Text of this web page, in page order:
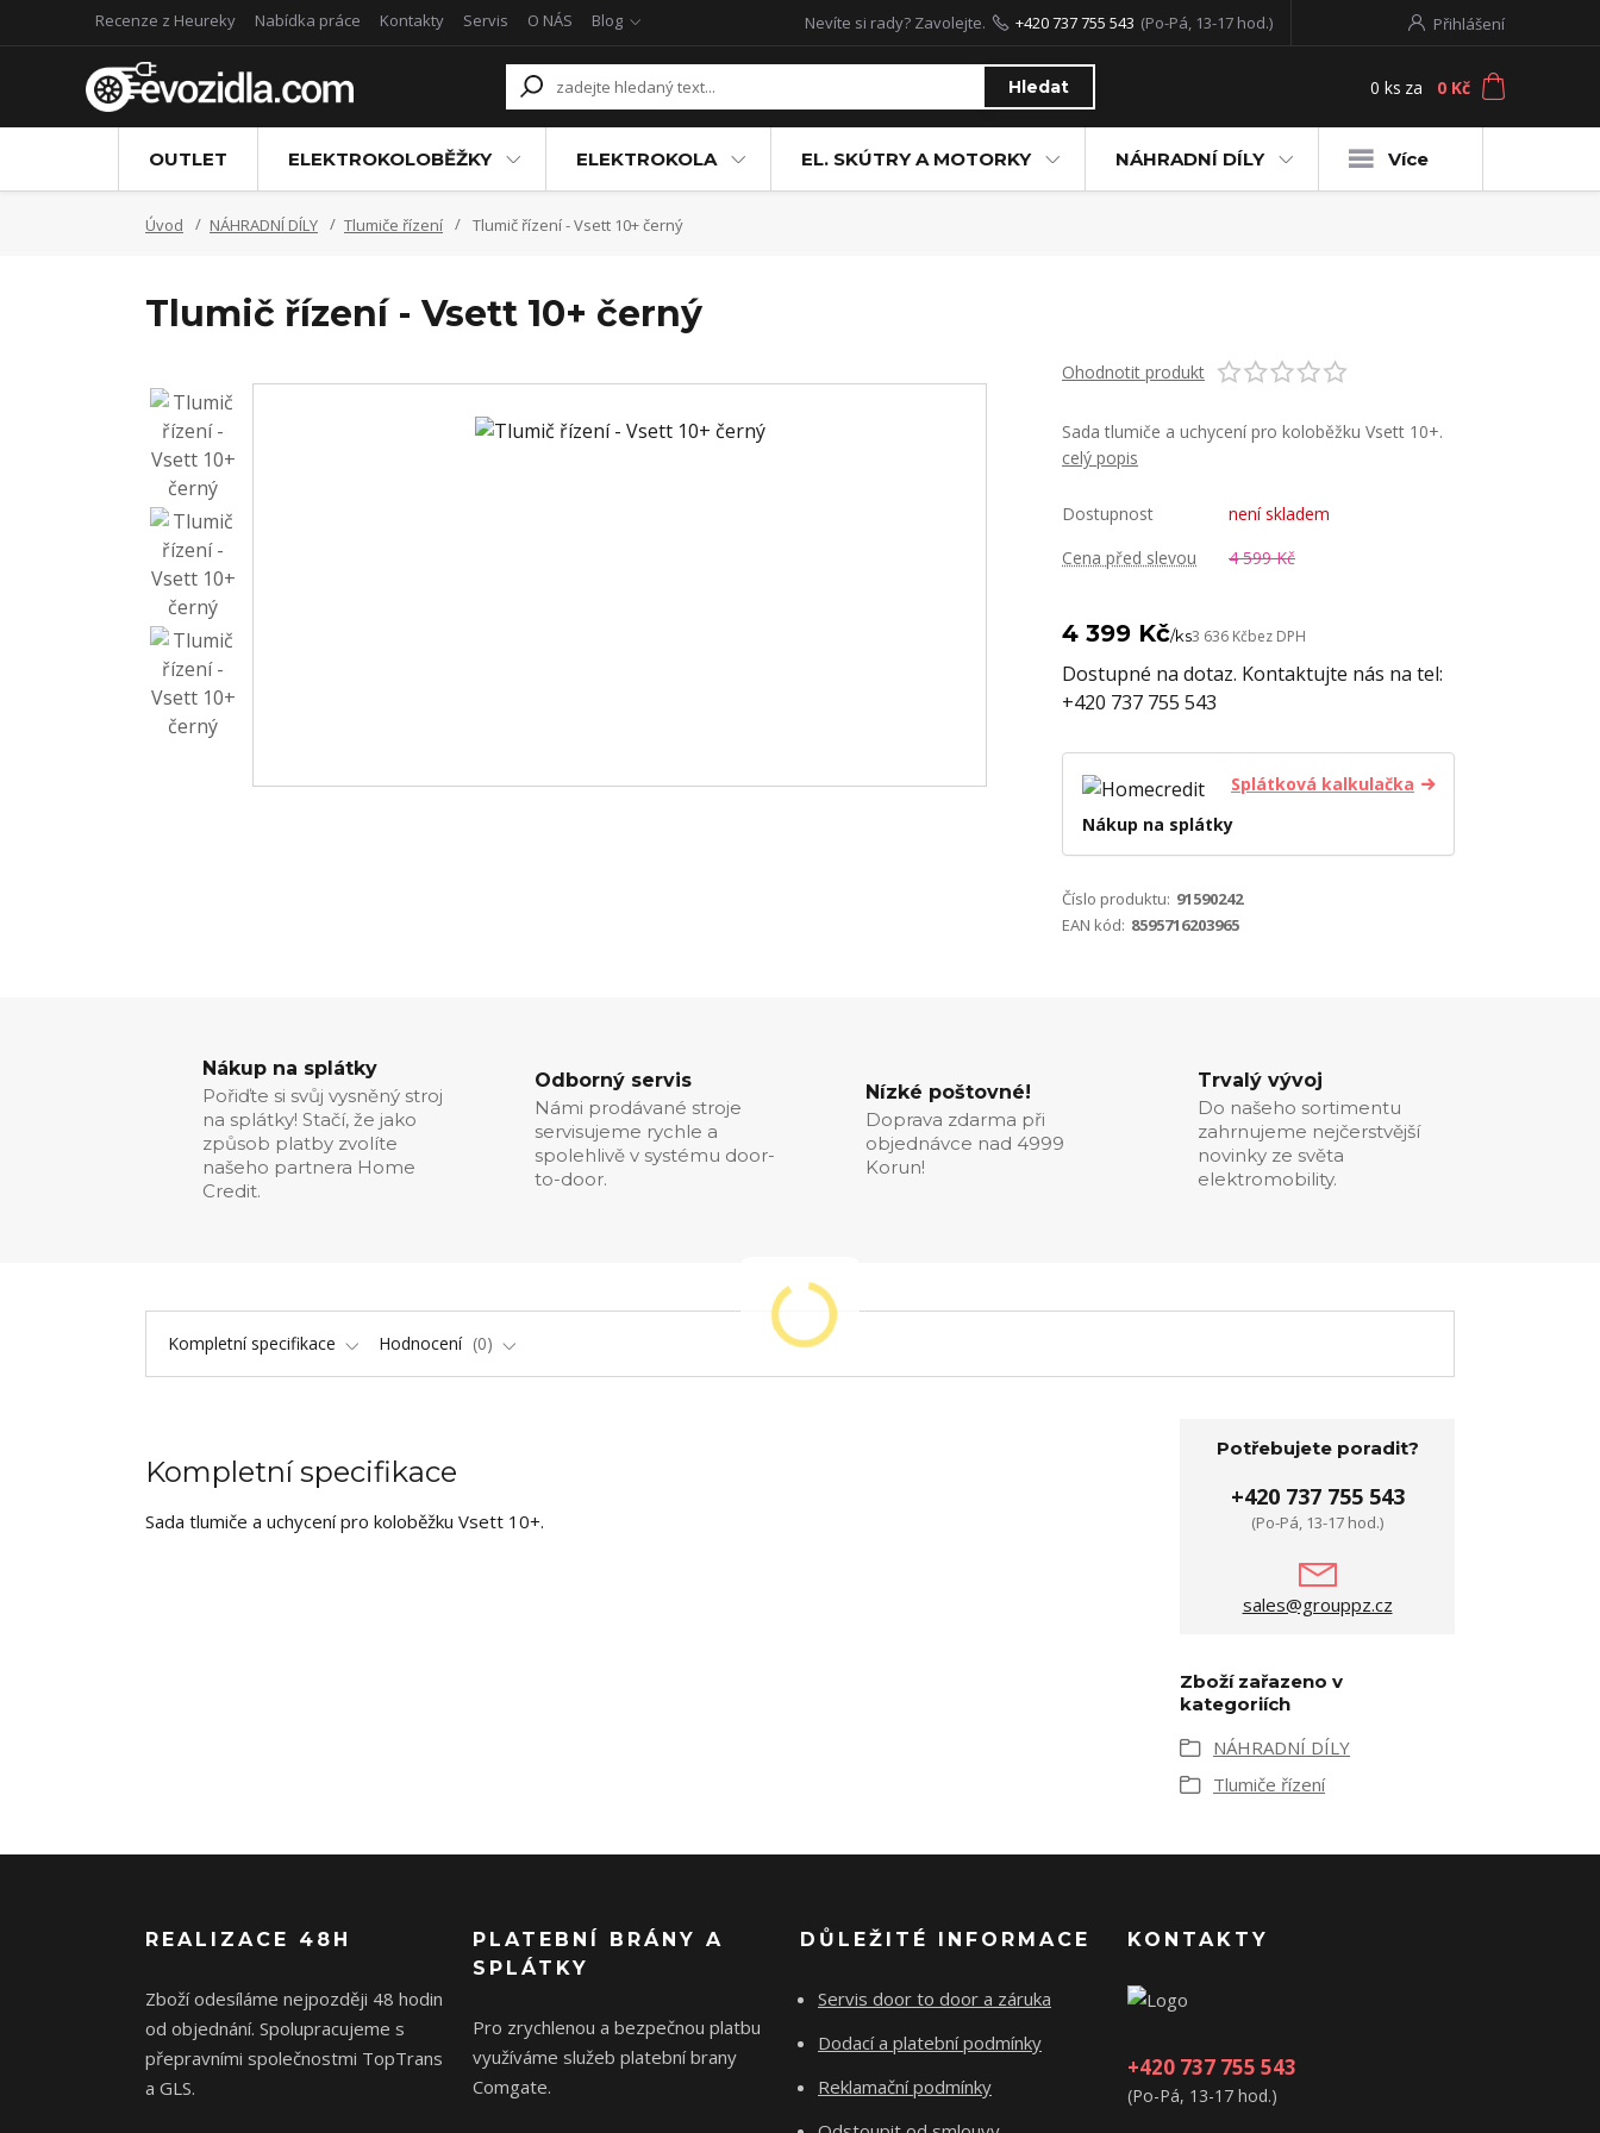
Recenze z Heureky Nabídka práce Kontakty Servis O NÁS Blog Přihlášení
Hledat
Nevíte si rady? Zavolejte. +420 737 755 543 (Po-Pá, 13-17 hod.)
0 ks za 0 Kč
OUTLET ELEKTROKOLOBĚŽKY ELEKTROKOLA EL. SKÚTRY A MOTORKY NÁHRADNÍ DÍLY Více
Úvod NÁHRADNÍ DÍLY Tlumiče řízení Tlumič řízení - Vsett 10+ černý
Tlumič řízení - Vsett 10+ černý
Ohodnotit produkt
Sada tlumiče a uchycení pro koloběžku Vsett 10+.
celý popis
Dostupnost
není skladem
Cena před slevou
4 599 Kč
4 399 Kč/ks3 636 Kčbez DPH
Dostupné na dotaz. Kontaktujte nás na tel:
+420 737 755 543
Splátková kalkulačka
Nákup na splátky
Číslo produktu: 91590242
EAN kód: 8595716203965
Nákup na splátky
Pořiďte si svůj vysněný stroj
na splátky! Stačí, že jako
způsob platby zvolíte
našeho partnera Home
Credit.
Odborný servis
Námi prodávané stroje
servisujeme rychle a
spolehlivě v systému door-
to-door.
Nízké poštovné!
Doprava zdarma při
objednávce nad 4999
Korun!
Trvalý vývoj
Do našeho sortimentu
zahrnujeme nejčerstvější
novinky ze světa
elektromobility.
Kompletní specifikace Hodnocení 0
Kompletní specifikace
Sada tlumiče a uchycení pro koloběžku Vsett 10+.
Potřebujete poradit?
+420 737 755 543
(Po-Pá, 13-17 hod.)
sales@grouppz.cz
Zboží zařazeno v
kategoriích
NÁHRADNÍ DÍLY
Tlumiče řízení
REALIZACE 48H
Zboží odesíláme nejpozději 48 hodin
od objednání. Spolupracujeme s
přepravními společnostmi TopTrans
a GLS.
PLATEBNÍ BRÁNY A
SPLÁTKY
Pro zrychlenou a bezpečnou platbu
využíváme služeb platební brany
Comgate.
DŮLEŽITÉ INFORMACE
Servis door to door a záruka
Dodací a platební podmínky
Reklamační podmínky
KONTAKTY
+420 737 755 543
(Po-Pá, 13-17 hod.)